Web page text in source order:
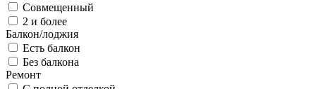
Совмещенный
2 и более
Балкон/лоджия
Есть балкон
Без балкона
Ремонт